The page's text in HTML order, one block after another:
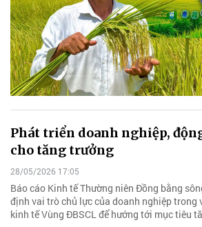
Phát triển doanh nghiệp,
cho tăng trưởng
28/05/2026 17:05
Báo cáo Kinh tế Thường niên Đồng bằng
định vai trò chủ lực của doanh nghiệp trong
kinh tế Vùng ĐBSCL để hướng tới mục tiêu